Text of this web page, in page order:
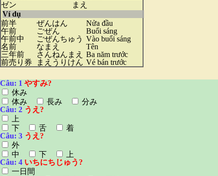
ゼン
まえ
Ví dụ
前半
ぜんはん
Nửa đầu
午前
ごぜん
Buổi sáng
午前中
ごぜんちゅう Vào buổi sáng
名前
なまえ
Tên
三年前
さんねんまえ
Ba năm trước
前売り券
まえうりけん Vé bán trước
Câu: 1 やすみ?
休み
体み
長み
分み
Câu: 2 うえ?
上
下
舌
着
Câu: 3 うえ?
外
中
下
上
Câu: 4 いちにちじゅう?
一日間